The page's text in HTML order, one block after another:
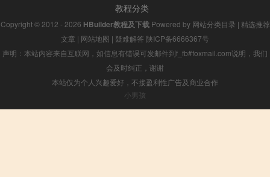
教程分类
Copyright © 2012 - 2026 HBuilder教程及下载Powered by 网站分类目录 | 精选推荐
文章 | 网站地图 | 疑难解答 陕ICP备6666367号
声明：本站内容来自互联网，如信息有错误可发邮件到f_fb#foxmail.com说明，我们
会及时纠正，谢谢
本站仅为个人兴趣爱好，不接盈利性广告及商业合作
小男孩